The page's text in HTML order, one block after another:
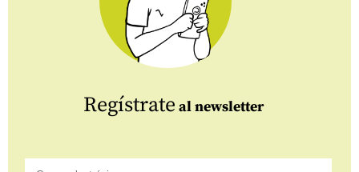
Regístrate al newsletter